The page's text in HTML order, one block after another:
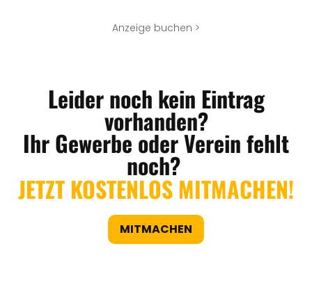
Anzeige buchen >
Leider noch kein Eintrag
vorhanden?
Ihr Gewerbe oder Verein fehlt
noch?
JETZT KOSTENLOS MITMACHEN!
MITMACHEN